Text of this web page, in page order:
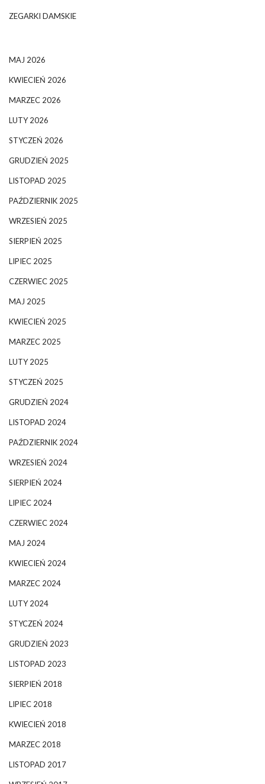
ZEGARKI DAMSKIE
MAJ 2026
KWIECIEŃ 2026
MARZEC 2026
LUTY 2026
STYCZEŃ 2026
GRUDZIEŃ 2025
LISTOPAD 2025
PAŹDZIERNIK 2025
WRZESIEŃ 2025
SIERPIEŃ 2025
LIPIEC 2025
CZERWIEC 2025
MAJ 2025
KWIECIEŃ 2025
MARZEC 2025
LUTY 2025
STYCZEŃ 2025
GRUDZIEŃ 2024
LISTOPAD 2024
PAŹDZIERNIK 2024
WRZESIEŃ 2024
SIERPIEŃ 2024
LIPIEC 2024
CZERWIEC 2024
MAJ 2024
KWIECIEŃ 2024
MARZEC 2024
LUTY 2024
STYCZEŃ 2024
GRUDZIEŃ 2023
LISTOPAD 2023
SIERPIEŃ 2018
LIPIEC 2018
KWIECIEŃ 2018
MARZEC 2018
LISTOPAD 2017